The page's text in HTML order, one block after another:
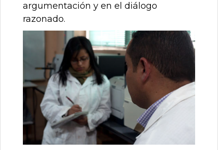
argumentación y en el diálogo
razonado.